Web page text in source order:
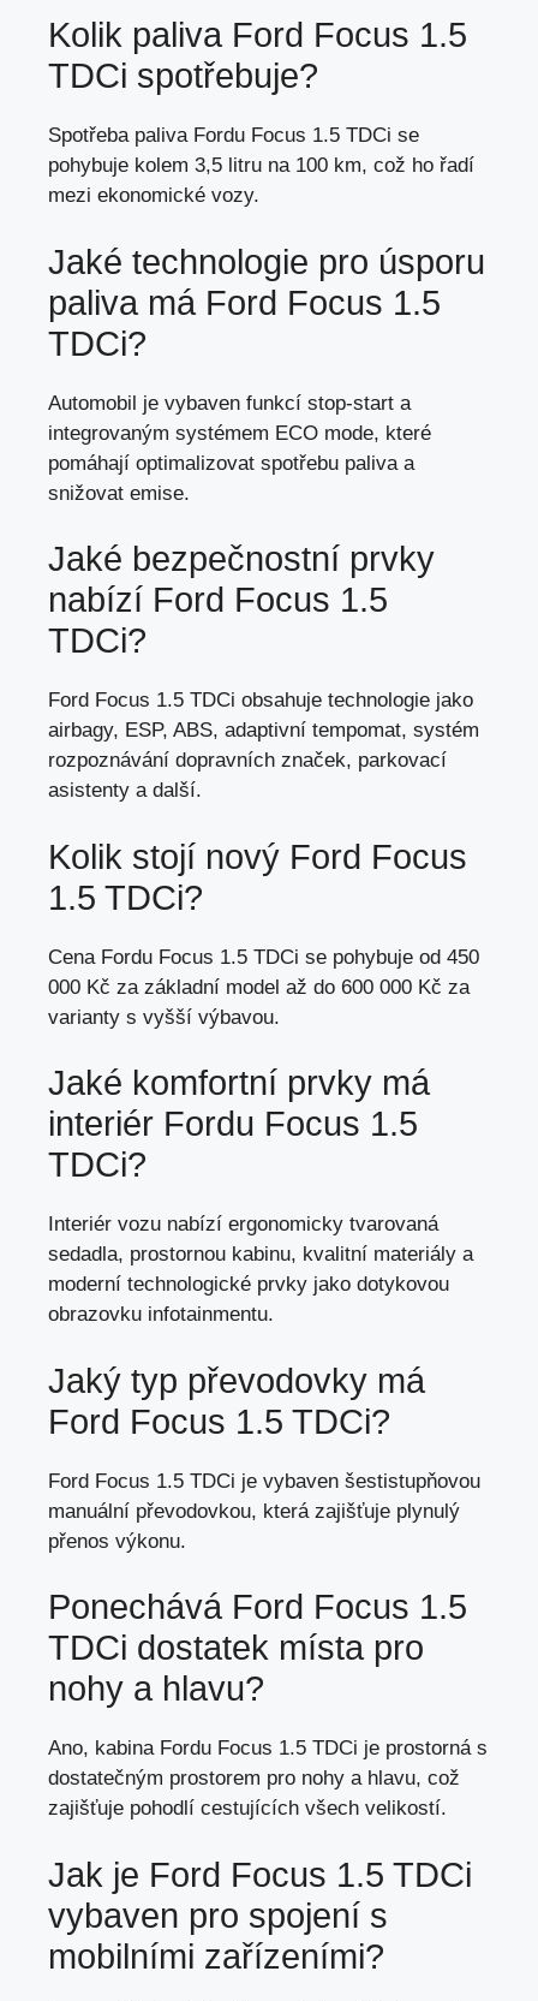
Kolik paliva Ford Focus 1.5
TDCi spotřebuje?
Spotřeba paliva Fordu Focus 1.5 TDCi se
pohybuje kolem 3,5 litru na 100 km, což ho řadí
mezi ekonomické vozy.
Jaké technologie pro úsporu
paliva má Ford Focus 1.5
TDCi?
Automobil je vybaven funkcí stop-start a
integrovaným systémem ECO mode, které
pomáhají optimalizovat spotřebu paliva a
snižovat emise.
Jaké bezpečnostní prvky
nabízí Ford Focus 1.5
TDCi?
Ford Focus 1.5 TDCi obsahuje technologie jako
airbagy, ESP, ABS, adaptivní tempomat, systém
rozpoznávání dopravních značek, parkovací
asistenty a další.
Kolik stojí nový Ford Focus
1.5 TDCi?
Cena Fordu Focus 1.5 TDCi se pohybuje od 450
000 Kč za základní model až do 600 000 Kč za
varianty s vyšší výbavou.
Jaké komfortní prvky má
interiér Fordu Focus 1.5
TDCi?
Interiér vozu nabízí ergonomicky tvarovaná
sedadla, prostornou kabinu, kvalitní materiály a
moderní technologické prvky jako dotykovou
obrazovku infotainmentu.
Jaký typ převodovky má
Ford Focus 1.5 TDCi?
Ford Focus 1.5 TDCi je vybaven šestistupňovou
manuální převodovkou, která zajišťuje plynulý
přenos výkonu.
Ponechává Ford Focus 1.5
TDCi dostatek místa pro
nohy a hlavu?
Ano, kabina Fordu Focus 1.5 TDCi je prostorná s
dostatečným prostorem pro nohy a hlavu, což
zajišťuje pohodlí cestujících všech velikostí.
Jak je Ford Focus 1.5 TDCi
vybaven pro spojení s
mobilními zařízeními?